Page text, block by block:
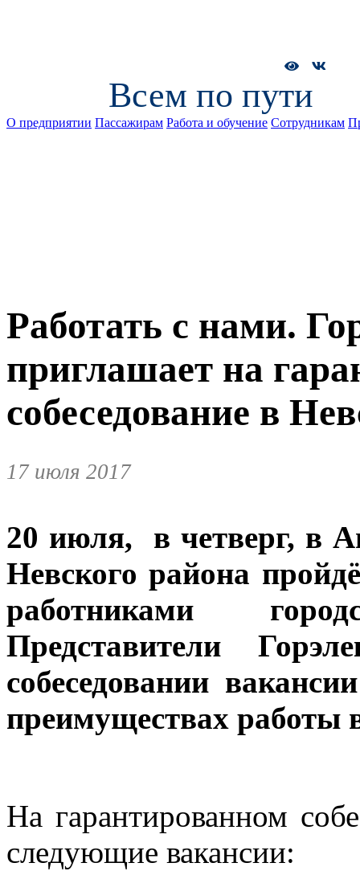
Всем по пути
О предприятии Пассажирам Работа и обучение Сотрудникам
Работать с нами.
приглашает на
собеседование в
17 июля 2017
20 июля, в четверг, в
Невского района
работниками
Представители
собеседовании
преимуществах работы
На гарантированном
следующие вакансии: